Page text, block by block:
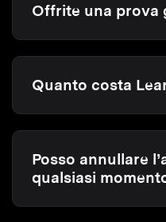
Offrite una prova
Quanto costa
Posso annullare
qualsiasi